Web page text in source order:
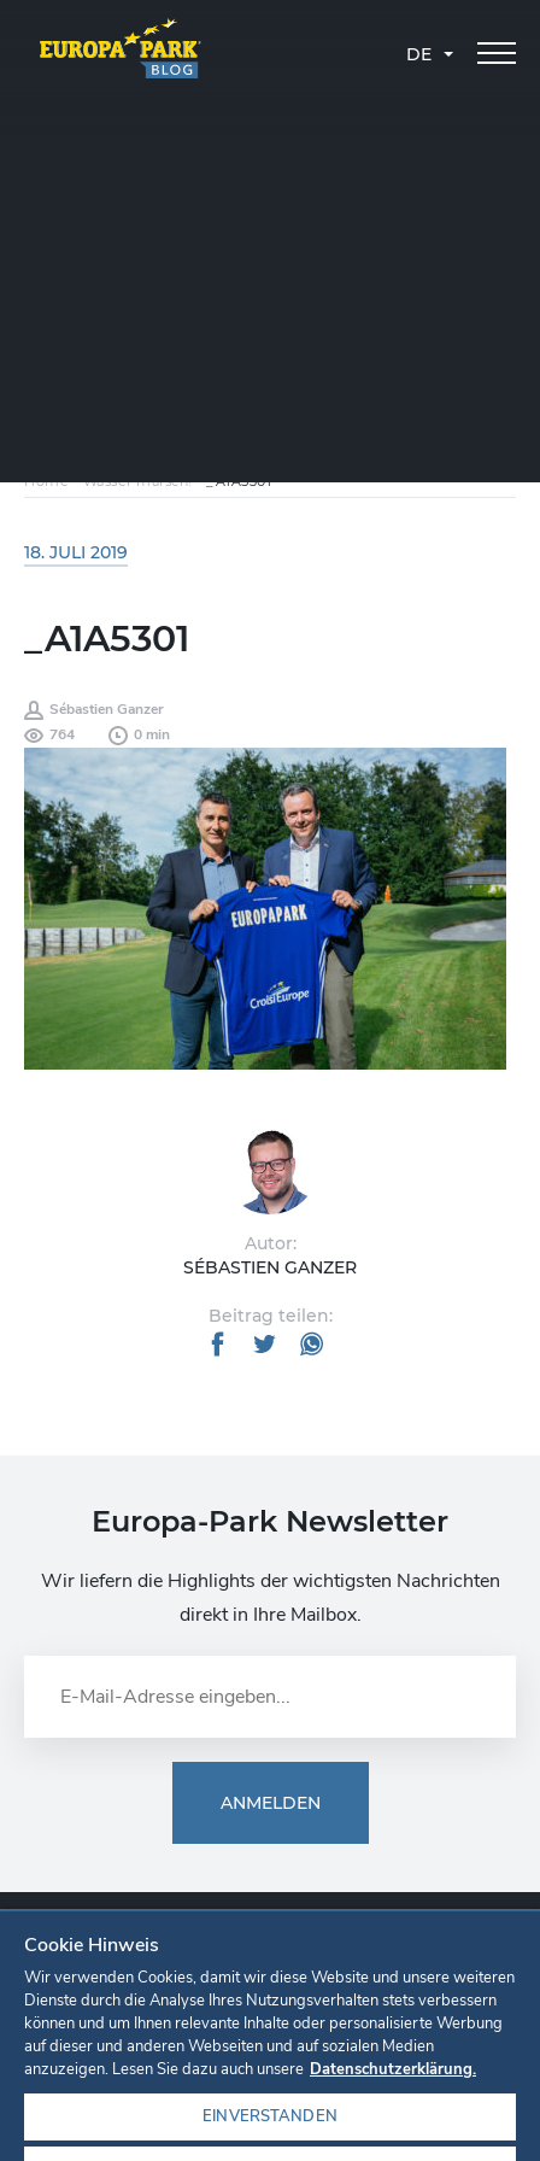
DE
Home-Wasser marsch!-_A1A5301
18. JULI 2019
_A1A5301
Sébastien Ganzer
764
0 min
Autor:
SÉBASTIEN GANZER
Beitrag teilen:
Europa-Park Newsletter
Wir liefern die Highlights der wichtigsten Nachrichten
direkt in Ihre Mailbox.
ANMELDEN
Europa-Park Ticketshop Onlineshop Karriere Unternehmen
Datenschutzerklärung Cookie-Einstellungen Impressum
Cookie Hinweis
Wir verwenden Cookies, damit wir diese Website und unsere weiteren
Dienste durch die Analyse Ihres Nutzungsverhalten stets verbessern
können und um Ihnen relevante Inhalte oder personalisierte Werbung
auf dieser und anderen Webseiten und auf sozialen Medien
anzuzeigen. Lesen Sie dazu auch unsere Datenschutzerklärung.
EINVERSTANDEN